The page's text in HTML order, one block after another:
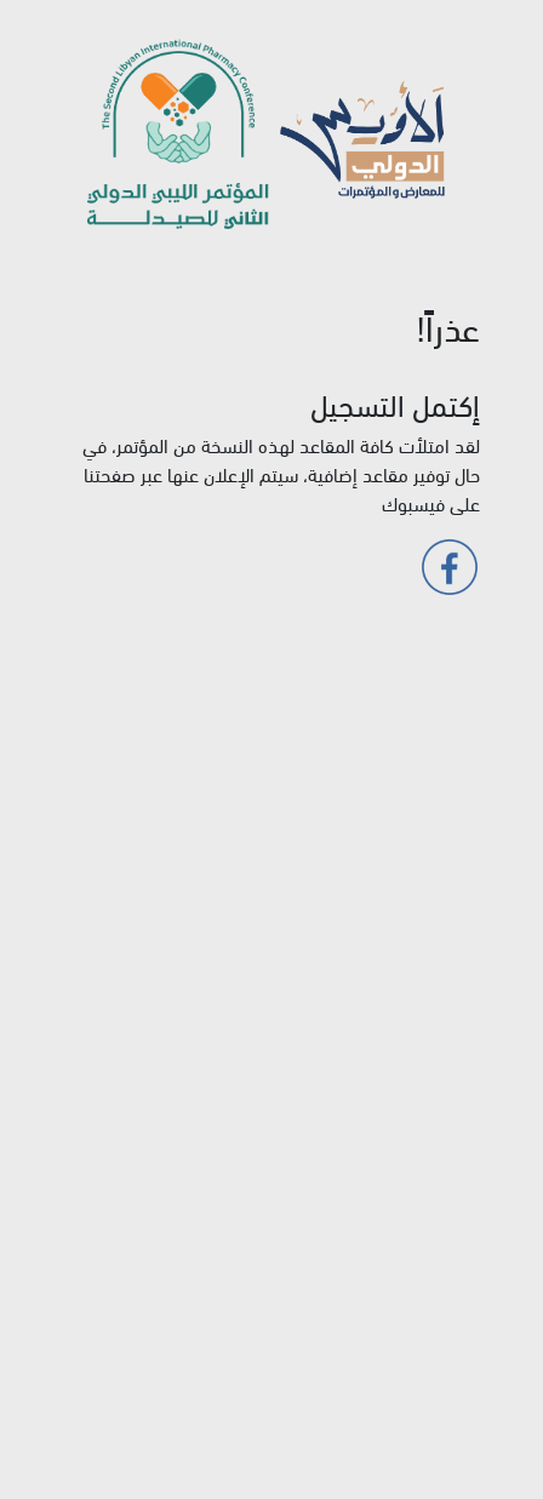
عذراً!
إكتمل التسجيل
لقد امتلأت كافة المقاعد لهذه النسخة من المؤتمر، في
حال توفير مقاعد إضافية، سيتم الإعلان عنها عبر صفحتنا
على فيسبوك